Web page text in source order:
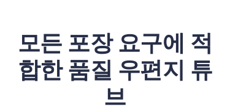
모든 포장 요구에 적
합한 품질 우편지 튜
브
문의하기